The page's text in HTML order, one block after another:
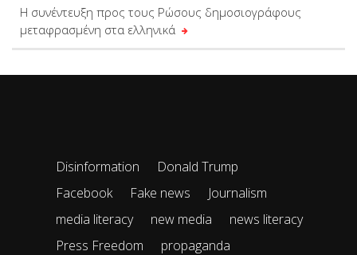
Η συνέντευξη προς τους Ρώσους δημοσιογράφους
μεταφρασμένη στα ελληνικά
Disinformation
Donald Trump
Facebook
Fake news
Journalism
media literacy
new media
news literacy
Press Freedom
propaganda